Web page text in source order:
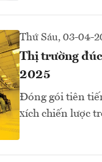
Thứ Sáu, 03-04-
Thị trường
2025
Đóng gói tiên
xích chiến lược